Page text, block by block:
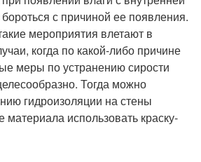
с причиной ее появления.
мероприятия влетают в
когда по какой-либо причине
меры по устранению сирости
Тогда можно
гидроизоляции на стены
материала использовать краску-